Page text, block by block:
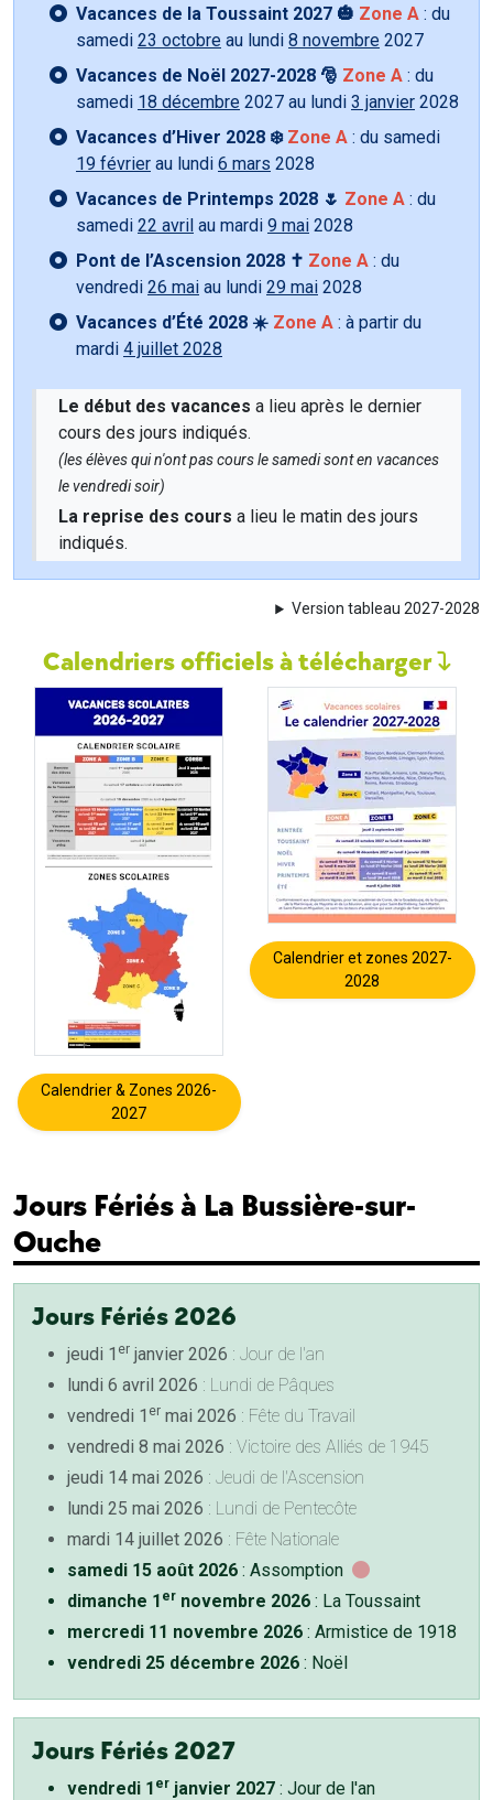
Vacances de la Toussaint 2027 🎃 Zone A : du
samedi 23 octobre au lundi 8 novembre 2027
Vacances de Noël 2027-2028 🎅 Zone A : du
samedi 18 décembre 2027 au lundi 3 janvier 2028
Vacances d’Hiver 2028 ❄️ Zone A : du samedi
19 février au lundi 6 mars 2028
Vacances de Printemps 2028 🌷 Zone A : du
samedi 22 avril au mardi 9 mai 2028
Pont de l’Ascension 2028 ✝️ Zone A : du
vendredi 26 mai au lundi 29 mai 2028
Vacances d’Été 2028 ☀️ Zone A : à partir du
mardi 4 juillet 2028
Le début des vacances a lieu après le dernier
cours des jours indiqués.
(les élèves qui n'ont pas cours le samedi sont en vacances
le vendredi soir)
La reprise des cours a lieu le matin des jours
indiqués.
Version tableau 2027-2028
Calendriers officiels à télécharger
Calendrier & Zones 2026-
2027
Calendrier et zones 2027-
2028
Jours Fériés à La Bussière-sur-
Ouche
Jours Fériés 2026
jeudi 1 er janvier 2026 : Jour de l'an
lundi 6 avril 2026 : Lundi de Pâques
vendredi 1 er mai 2026 : Fête du Travail
vendredi 8 mai 2026 : Victoire des Alliés de 1945
jeudi 14 mai 2026 : Jeudi de l'Ascension
lundi 25 mai 2026 : Lundi de Pentecôte
mardi 14 juillet 2026 : Fête Nationale
samedi 15 août 2026 : Assomption
dimanche 1 er novembre 2026 : La Toussaint
mercredi 11 novembre 2026 : Armistice de 1918
vendredi 25 décembre 2026 : Noël
Jours Fériés 2027
vendredi 1 er janvier 2027 : Jour de l'an